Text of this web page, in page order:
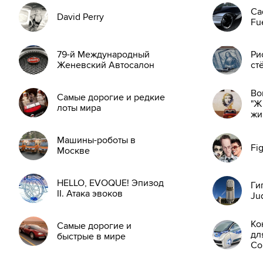
David Perry
79-й Международный
Женевский Автосалон
Самые дорогие и редкие
лоты мира
Машины-роботы в
Москве
HELLO, EVOQUE! Эпизод
II. Атака эвоков
Самые дорогие и
быстрые в мире